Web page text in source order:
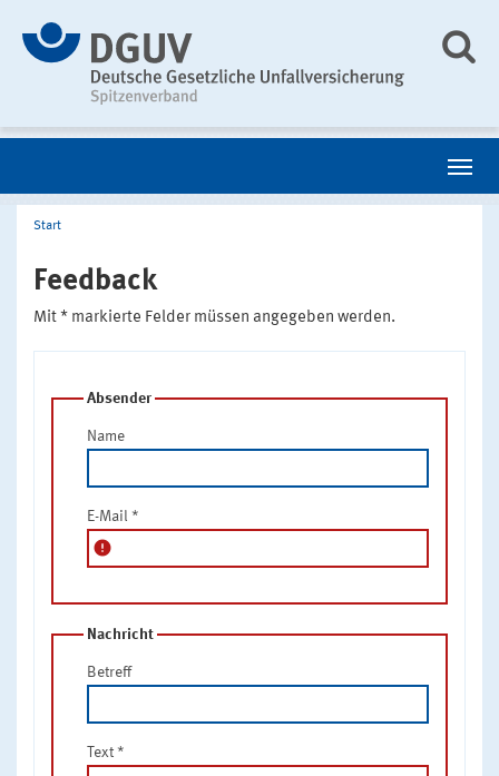
Start
Feedback
Mit * markierte Felder müssen angegeben werden.
Absender
Name
E-Mail *
error
Nachricht
Betreff
Text *